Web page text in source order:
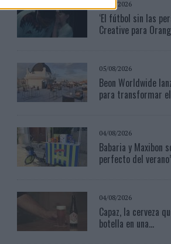
04/08/2026
‘El fútbol sin las
Creative para
05/08/2026
Beon Worldwide
para transformar
04/08/2026
Babaria y Maxibon
perfecto del verano’
04/08/2026
Capaz, la cerveza
botella en una...